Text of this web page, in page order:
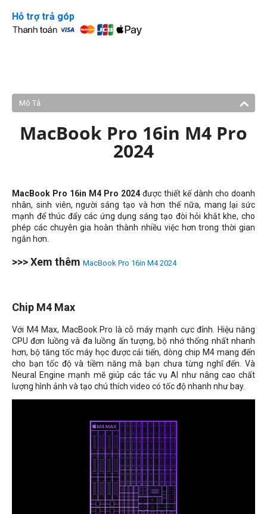
Hỗ trợ trả góp
Mô Tả
MacBook Pro 16in M4 Pro
2024
MacBook Pro 16in M4 Pro 2024 được thiết kế dành cho doanh
nhân, sinh viên, người sáng tạo và hơn thế nữa, mang lại sức
mạnh để thúc đẩy các ứng dụng sáng tạo đòi hỏi khắt khe, cho
phép các chuyên gia hoàn thành nhiều việc hơn trong thời gian
ngắn hơn.
>>> Xem thêm MacBook Pro 16in M4 2024
Chip M4 Max
Với M4 Max, MacBook Pro là cỗ máy mạnh cực đỉnh. Hiệu năng
CPU đơn luồng và đa luồng ấn tượng, bộ nhớ thống nhất nhanh
hơn, bộ tăng tốc máy học được cải tiến, dòng chip M4 mang đến
cho bạn tốc độ và tiềm năng mà bạn chưa từng nghĩ đến. Và
Neural Engine mạnh mẽ giúp các tác vụ AI như nâng cao chất
lượng hình ảnh và tạo chú thích video có tốc độ nhanh như bay.